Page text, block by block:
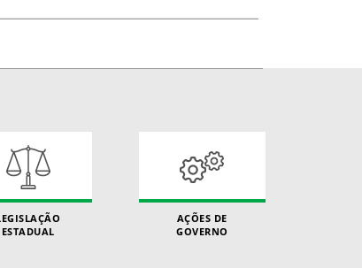
ESTADUAL
AÇÕES DE
GOVERNO